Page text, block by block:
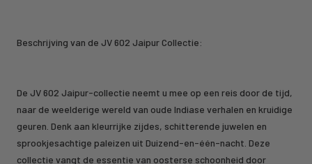
Beschrijving van de JV 602 Jaipur Collectie:
De JV 602 Jaipur-collectie neemt u mee op een reis door de tijd,
naar de weelderige wereld van oude Indiase verhalen en kruidige
geuren. Denk aan kleurrijke zijdes, schitterende juwelen en
sprookjesachtige paleizen uit Duizend-en-één-nacht. Deze
collectie vangt de essentie van oosterse schoonheid door